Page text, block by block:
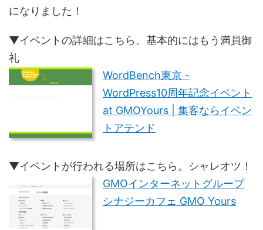
になりました！
▼イベントの詳細はこちら。基本的にはもう満員御
礼
WordBench東京 -
WordPress10周年記念イベント
at GMOYours | 集客ならイベン
トアテンド
▼イベントが行われる場所はこちら。シャレオツ！
GMOインターネットグループ
シナジーカフェ GMO Yours